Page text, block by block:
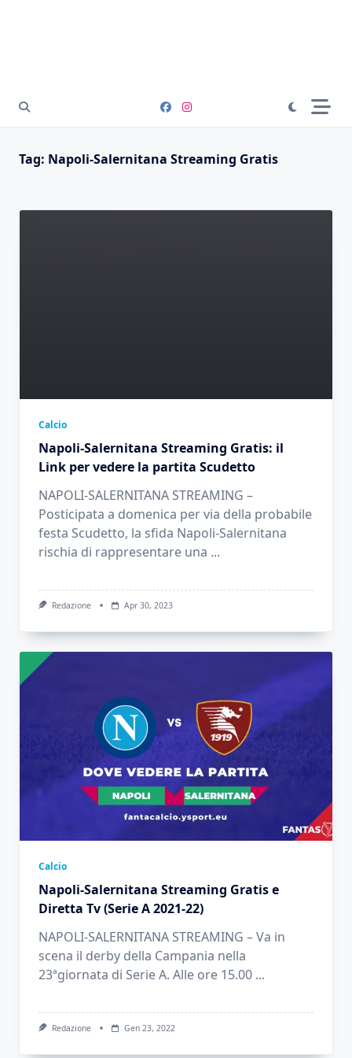
Tag: Napoli-Salernitana Streaming Gratis
Calcio
Napoli-Salernitana Streaming Gratis: il
Link per vedere la partita Scudetto
NAPOLI-SALERNITANA STREAMING –
Posticipata a domenica per via della probabile
festa Scudetto, la sfida Napoli-Salernitana
rischia di rappresentare una ...
Redazione Apr 30, 2023
Calcio
Napoli-Salernitana Streaming Gratis e
Diretta Tv (Serie A 2021-22)
NAPOLI-SALERNITANA STREAMING – Va in
scena il derby della Campania nella
23ªgiornata di Serie A. Alle ore 15.00 ...
Redazione Gen 23, 2022